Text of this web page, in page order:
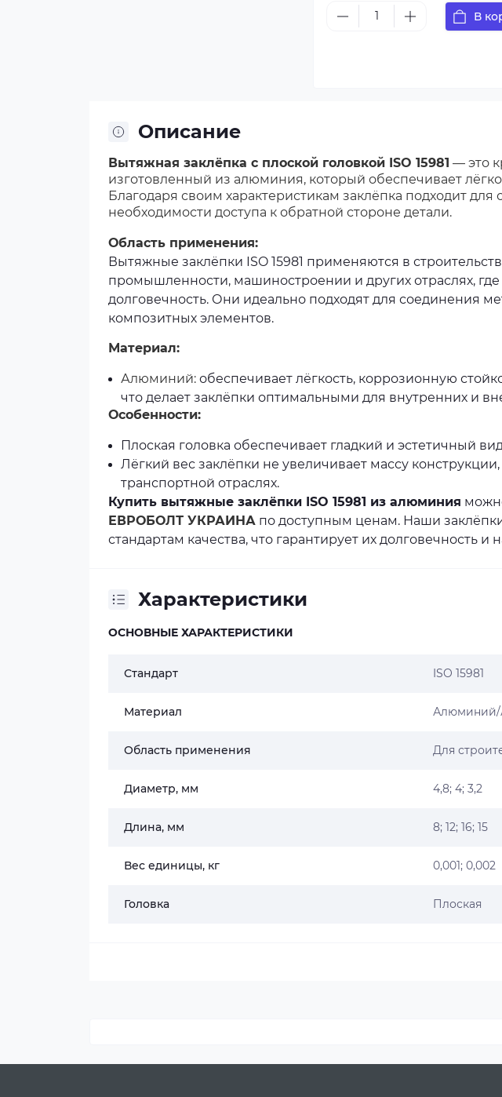
В
Описание
Вытяжная заклёпка с плоской головкой ISO 15981 — это
изготовленный из алюминия, который обеспечивает
Благодаря своим характеристикам заклёпка подходит
необходимости доступа к обратной стороне детали.
Область применения:
Вытяжные заклёпки ISO 15981 применяются в
промышленности, машиностроении и других отраслях,
долговечность. Они идеально подходят для соединения
композитных элементов.
Материал:
Алюминий: обеспечивает лёгкость, коррозионную
что делает заклёпки оптимальными для внутренних и
Особенности:
Плоская головка обеспечивает гладкий и эстетичный
Лёгкий вес заклёпки не увеличивает массу
транспортной отраслях.
Купить вытяжные заклёпки ISO 15981 из алюминия
ЕВРОБОЛТ УКРАИНА по доступным ценам. Наши
стандартам качества, что гарантирует их долговечность
Характеристики
ОСНОВНЫЕ ХАРАКТЕРИСТИКИ
Стандарт ISO 15981
Материал
Область применения Для
Диаметр, мм 4,8; 4; 3,2
Длина, мм 8; 12; 16; 15
Вес единицы, кг 0,001; 0,002
Головка Плоская